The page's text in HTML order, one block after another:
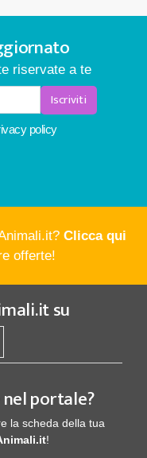
riservate a te
Iscriviti
policy
Clicca qui
offerte!
su
portale?
la scheda della tua
!